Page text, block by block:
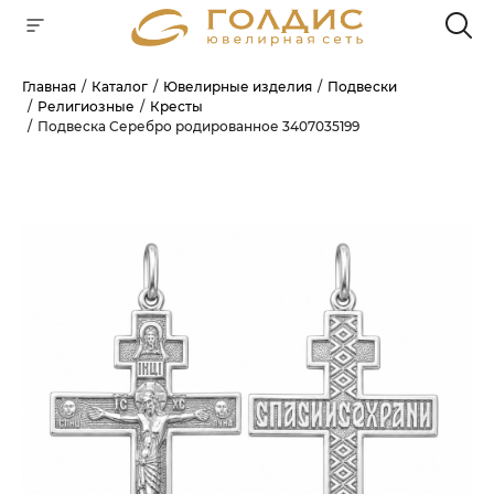
Главная Каталог Ювелирные изделия
Подвески
Религиозные
Кресты
Подвеска Серебро родированное 3407035199
Для клиентов всех банков
БЕЗ ПЕРЕПЛАТ
ГРАФИК ПЛАТЕЖЕЙ
Сегодня
25%